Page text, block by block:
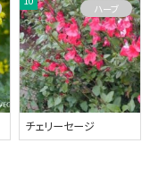
チェリーセージ
ハーブ